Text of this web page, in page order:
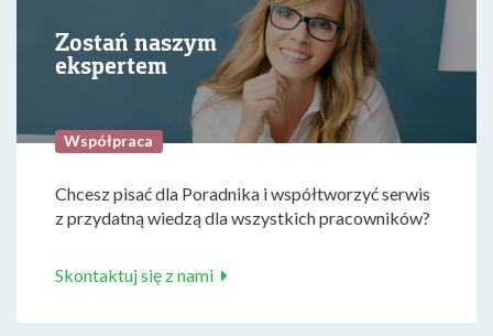
Zostań naszym
ekspertem
Współpraca
Chcesz pisać dla Poradnika i współtworzyć serwis
z przydatną wiedzą dla wszystkich pracowników?
Skontaktuj się z nami